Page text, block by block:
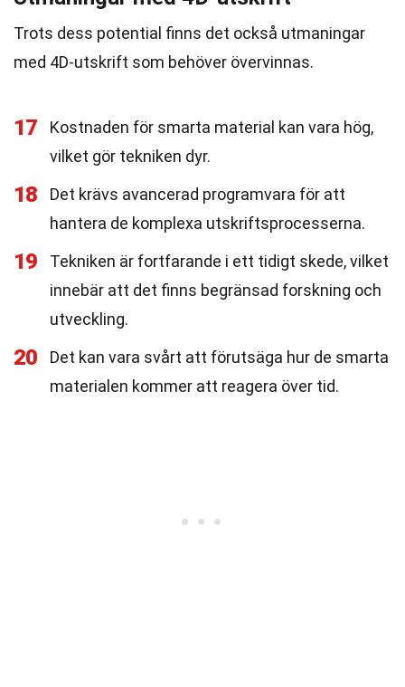
Trots dess potential finns det också utmaningar
med 4D-utskrift som behöver övervinnas.
17
Kostnaden för smarta material kan vara hög,
vilket gör tekniken dyr.
18
Det krävs avancerad programvara för att
hantera de komplexa utskriftsprocesserna.
19
Tekniken är fortfarande i ett tidigt skede, vilket
innebär att det finns begränsad forskning och
utveckling.
20
Det kan vara svårt att förutsäga hur de smarta
materialen kommer att reagera över tid.